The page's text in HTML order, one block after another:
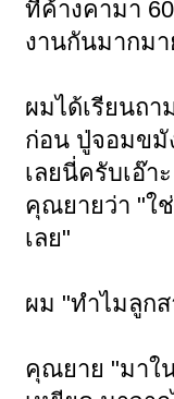
ที่ค้างคามา
งานกันมากมา
ผมได้เรียนถ
ก่อน ปู่จอมขมั
เลยนี่ครับเอ๊า
คุณยายว่า "ใ
เลย"
ผม "ทำไมลูก
คุณยาย "มาใ